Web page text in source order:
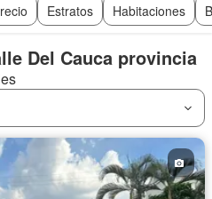
Estratos Habitaciones
Del Cauca provincia